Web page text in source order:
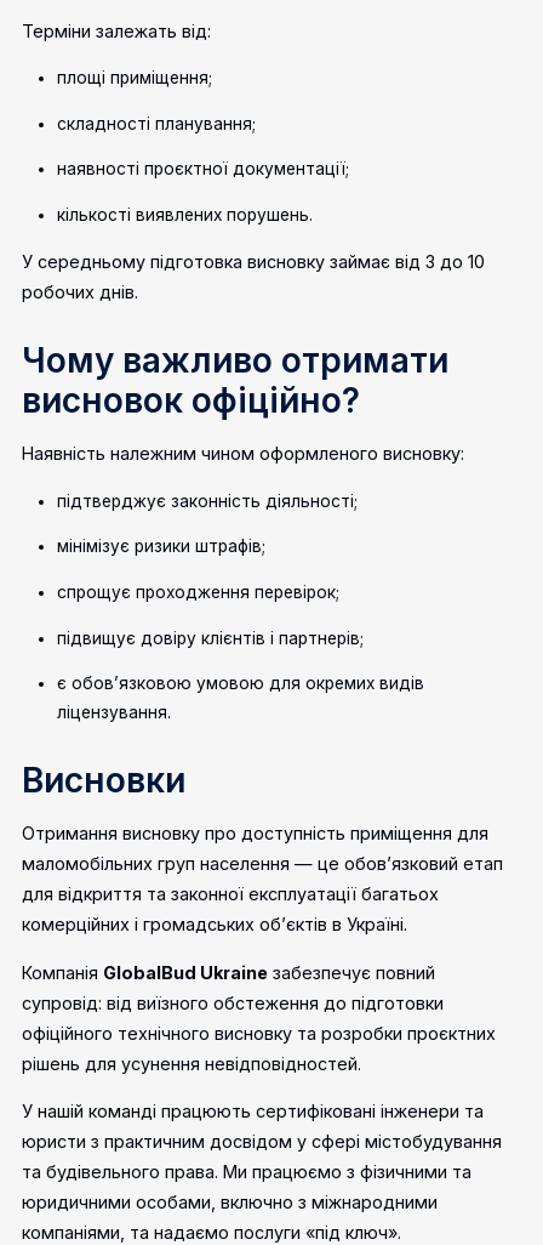
Терміни залежать від:
площі приміщення;
складності планування;
наявності проєктної документації;
кількості виявлених порушень.
У середньому підготовка висновку займає від 3 до 10
робочих днів.
Чому важливо отримати
висновок офіційно?
Наявність належним чином оформленого висновку:
підтверджує законність діяльності;
мінімізує ризики штрафів;
спрощує проходження перевірок;
підвищує довіру клієнтів і партнерів;
є обов’язковою умовою для окремих видів
ліцензування.
Висновки
Отримання висновку про доступність приміщення для
маломобільних груп населення — це обов’язковий етап
для відкриття та законної експлуатації багатьох
комерційних і громадських об’єктів в Україні.
Компанія GlobalBud Ukraine забезпечує повний
супровід: від виїзного обстеження до підготовки
офіційного технічного висновку та розробки проєктних
рішень для усунення невідповідностей.
У нашій команді працюють сертифіковані інженери та
юристи з практичним досвідом у сфері містобудування
та будівельного права. Ми працюємо з фізичними та
юридичними особами, включно з міжнародними
компаніями, та надаємо послуги «під ключ».